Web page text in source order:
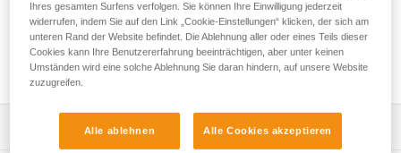
Ein JANE- oder PROGRESS ADJUST-I-
Verbindungsmittel in ein Y-Verbindungsmittel
umfunktionieren
Die Gebrauchsanleitung herunterladen
Ihres gesamten Surfens verfolgen. Sie können Ihre Einwilligung jederzeit
widerrufen, indem Sie auf den Link „Cookie-Einstellungen“ klicken, der sich am
unteren Rand der Website befindet. Die Ablehnung aller oder eines Teils dieser
Cookies kann Ihre Benutzererfahrung beeinträchtigen, aber unter keinen
Umständen wird eine solche Ablehnung Sie daran hindern, auf unsere Website
zuzugreifen.
Alle ablehnen Alle Cookies akzeptieren